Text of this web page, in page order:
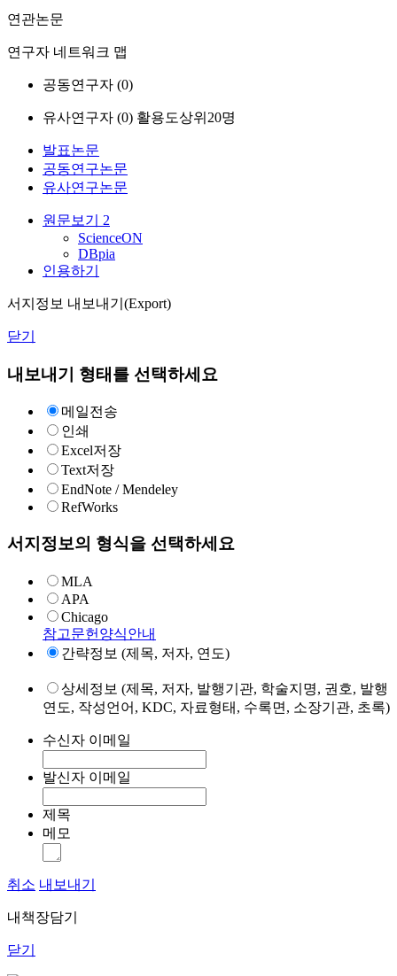
연관논문
연구자 네트워크 맵
공동연구자 (0)
유사연구자 (0) 활용도상위20명
발표논문
공동연구논문
유사연구논문
원문보기 2
ScienceON
DBpia
인용하기
서지정보 내보내기(Export)
닫기
내보내기 형태를 선택하세요
메일전송
인쇄
Excel저장
Text저장
EndNote / Mendeley
RefWorks
서지정보의 형식을 선택하세요
MLA
APA
Chicago
참고문헌양식안내
간략정보 (제목, 저자, 연도)
상세정보 (제목, 저자, 발행기관, 학술지명, 권호, 발행
연도, 작성언어, KDC, 자료형태, 수록면, 소장기관, 초록)
수신자 이메일
발신자 이메일
제목
메모
취소 내보내기
내책장담기
닫기